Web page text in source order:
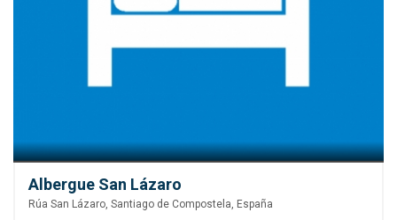
Albergue San Lázaro
Rúa San Lázaro, Santiago de Compostela, España